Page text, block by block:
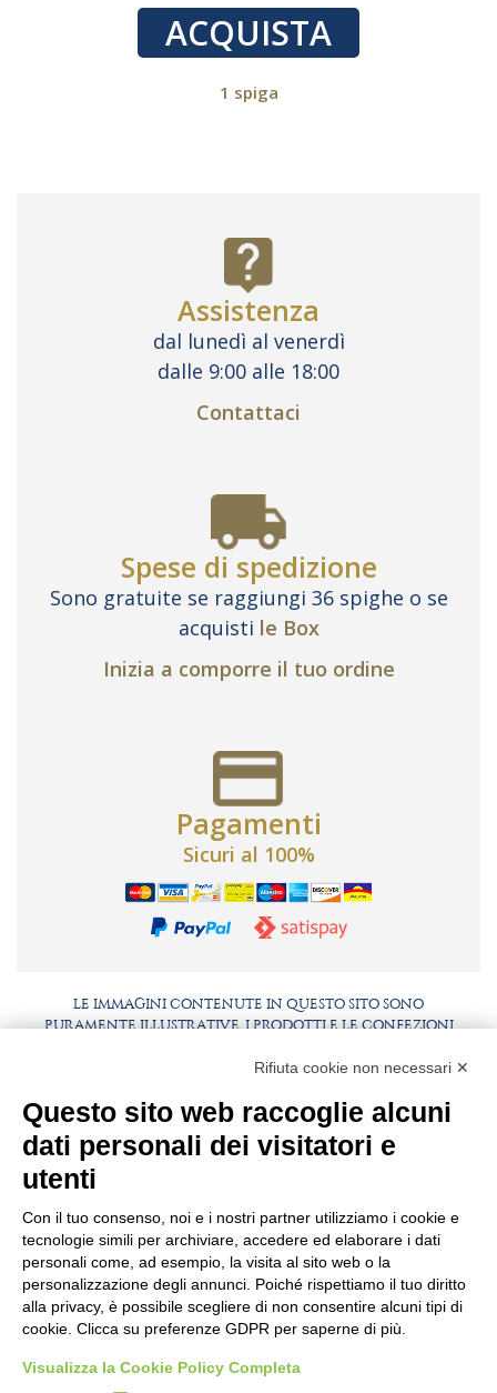
ACQUISTA
1 spiga
Assistenza
dal lunedì al venerdì
dalle 9:00 alle 18:00
Contattaci
Spese di spedizione
Sono gratuite se raggiungi 36 spighe o se
acquisti le Box
Inizia a comporre il tuo ordine
Pagamenti
Sicuri al 100%
LE IMMAGINI CONTENUTE IN QUESTO SITO SONO
PURAMENTE ILLUSTRATIVE, I PRODOTTI E LE CONFEZIONI
BEST PARTNER AREA
COMPLIANCE
TERMINI E CONDIZIONI
SEDE E STABILIMENTO
Rifiuta cookie non necessari ✕
Questo sito web raccoglie alcuni
dati personali dei visitatori e
utenti
Con il tuo consenso, noi e i nostri partner utilizziamo i cookie e
tecnologie simili per archiviare, accedere ed elaborare i dati
personali come, ad esempio, la visita al sito web o la
personalizzazione degli annunci. Poiché rispettiamo il tuo diritto
alla privacy, è possibile scegliere di non consentire alcuni tipi di
cookie. Clicca su preferenze GDPR per saperne di più.
Visualizza la Cookie Policy Completa